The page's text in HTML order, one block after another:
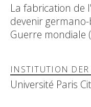
La fabrication de
devenir
Guerre mondiale
INSTITUTION
Université Paris